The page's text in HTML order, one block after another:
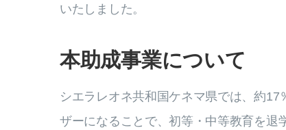
いたしました。
本助成事業について
シエラレオネ共和国ケネマ県では、約
ザーになることで、初等・中等教育を退